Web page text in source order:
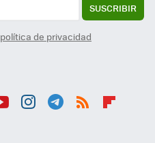
SUSCRIBIR
política de privacidad